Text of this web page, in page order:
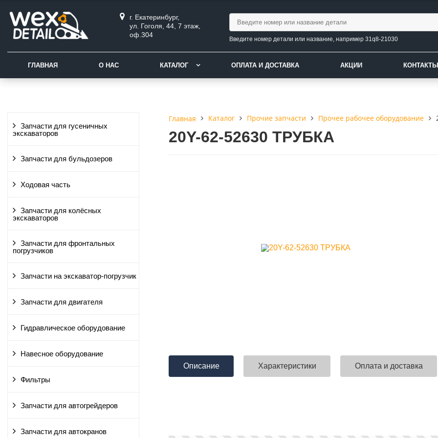
г. Екатеринбург,
ул. Гоголя, 44, 7 этаж,
оф.304
Введите номер детали или название, например 31q8-21030
ГЛАВНАЯ О НАС КАТАЛОГ ОПЛАТА И ДОСТАВКА АКЦИИ КОНТАКТЫ
Запчасти для гусеничных
экскаваторов
Запчасти для бульдозеров
Ходовая часть
Запчасти для колёсных
экскаваторов
Запчасти для фронтальных
погрузчиков
Запчасти на экскаватор-погрузчик
Запчасти для двигателя
Гидравлическое оборудование
Навесное оборудование
Фильтры
Запчасти для автогрейдеров
Запчасти для автокранов
Главная Каталог Прочие запчасти Прочее рабочее оборудование
20Y-62-52630 ТРУБКА
Описание Характеристики Оплата и доставка